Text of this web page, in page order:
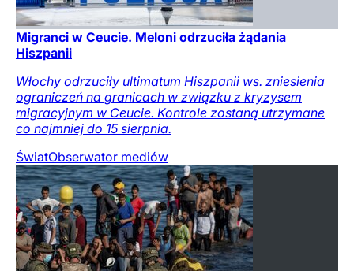
Migranci w Ceucie. Meloni odrzuciła żądania
Hiszpanii
Włochy odrzuciły ultimatum Hiszpanii ws. zniesienia
ograniczeń na granicach w związku z kryzysem
migracyjnym w Ceucie. Kontrole zostaną utrzymane
co najmniej do 15 sierpnia.
ŚwiatObserwator mediów